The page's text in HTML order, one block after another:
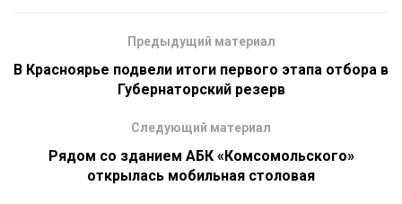
Предыдущий материал
В Красноярье подвели итоги первого этапа отбора в
Губернаторский резерв
Следующий материал
Рядом со зданием АБК «Комсомольского»
открылась мобильная столовая